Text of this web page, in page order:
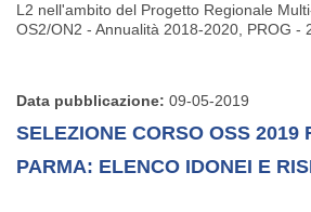
L2 nell'ambito del Progetto Regionale
OS2/ON2 - Annualità 2018-2020, PROG -
Data pubblicazione: 09-05-2019
SELEZIONE CORSO OSS 2019
PARMA: ELENCO IDONEI E